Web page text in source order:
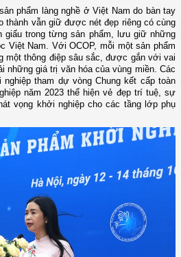
phẩm làng nghề ở Việt Nam do bàn tay
thành vẫn giữ được nét đẹp riêng có cùng
giấu trong từng sản phẩm, lưu giữ những
Việt Nam. Với OCOP, mỗi một sản phẩm
một thông điệp sâu sắc, được gắn với vai
những giá trị văn hóa của vùng miền. Các
tham dự vòng Chung kết cấp toàn
năm 2023 thể hiện vẻ đẹp trí tuệ, sự
vọng khởi nghiệp cho các tầng lớp phụ